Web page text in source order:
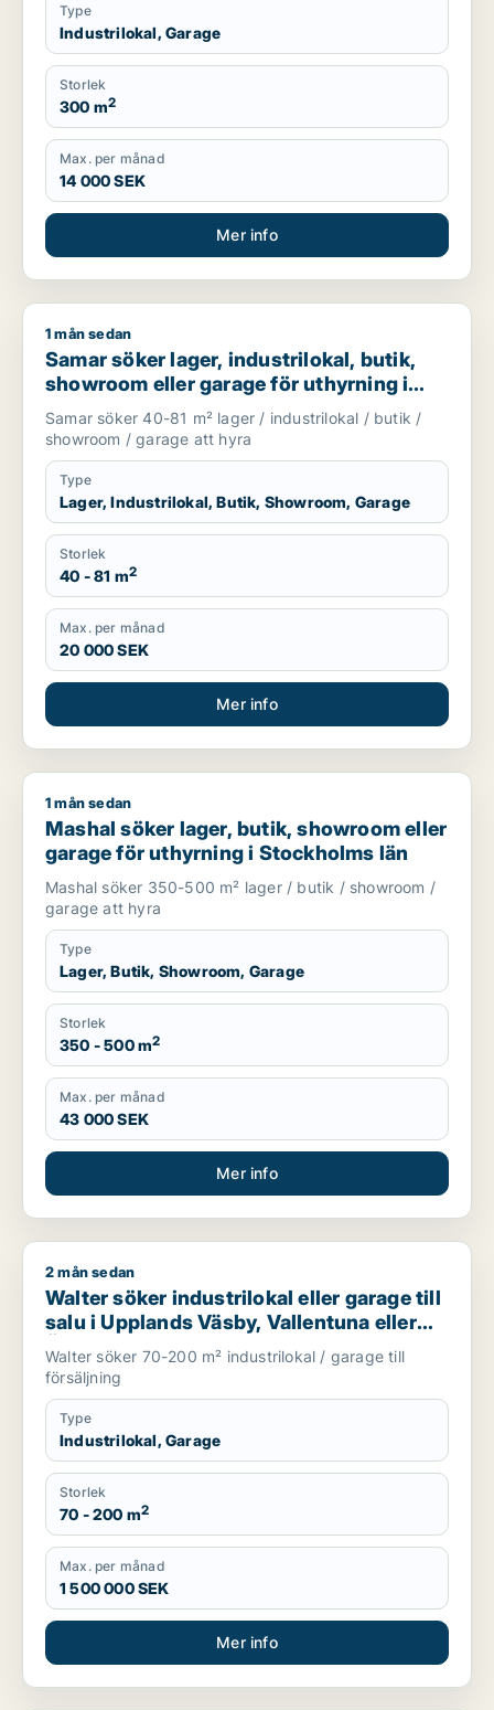
Type
Industrilokal, Garage
Storlek
300 m2
Max. per månad
14 000 SEK
Mer info
Samar söker lager, industrilokal, butik, showroom eller
1 mån sedan
Samar söker lager, industrilokal, butik,
showroom eller garage för uthyrning i
Upplands Väsby, Järfälla eller Täby m.fl.
Samar söker 40-81 m² lager / industrilokal / butik /
showroom / garage att hyra
Type
Lager, Industrilokal, Butik, Showroom, Garage
Storlek
40 - 81 m2
Max. per månad
20 000 SEK
Mer info
Mashal söker lager, butik, showroom eller garage för
1 mån sedan
Mashal söker lager, butik, showroom eller
garage för uthyrning i Stockholms län
Mashal söker 350-500 m² lager / butik / showroom /
garage att hyra
Type
Lager, Butik, Showroom, Garage
Storlek
350 - 500 m2
Max. per månad
43 000 SEK
Mer info
Walter söker industrilokal eller garage till salu i Upplands
2 mån sedan
Walter söker industrilokal eller garage till
salu i Upplands Väsby, Vallentuna eller
Österåker m.fl.
Walter söker 70-200 m² industrilokal / garage till
försäljning
Type
Industrilokal, Garage
Storlek
70 - 200 m2
Max. per månad
1 500 000 SEK
Mer info